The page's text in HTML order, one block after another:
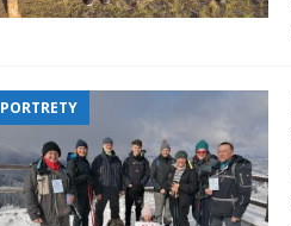
PORTRETY